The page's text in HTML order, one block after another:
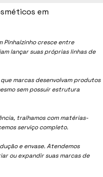
Pinhalzinhocresce entre
lançar suas próprias linhas de
marcas desenvolvam produtos
sem possuir estrutura
tralhamos com matérias-
serviço completo.
e envase. Atendemos
ou expandir suas marcas de
em